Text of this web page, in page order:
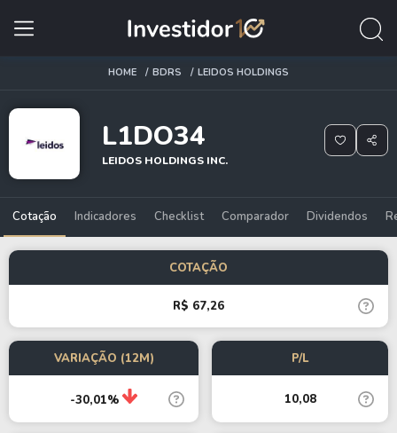
HOME BDRS LEIDOS HOLDINGS
L1DO34
LEIDOS HOLDINGS INC.
Cotação Indicadores Checklist Comparador Dividendos
COTAÇÃO
R$ 67,26
VARIAÇÃO (12M)
-30,01%
P/L
10,08